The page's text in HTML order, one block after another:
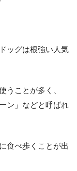
ッグは根強い人気
うことが多く、
ン」などと呼ばれ
食べ歩くことが出